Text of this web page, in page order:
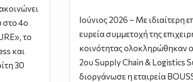
στο 4ο
το
και
30
Ιούνιος 2026 – Με ιδιαίτερη
ευρεία συμμετοχή της
κοινότητας ολοκληρώθηκαν
2ου Supply Chain & Logistics
διοργάνωσε η εταιρεία